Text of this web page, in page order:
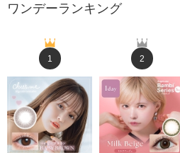
ワンデーランキング
1 2